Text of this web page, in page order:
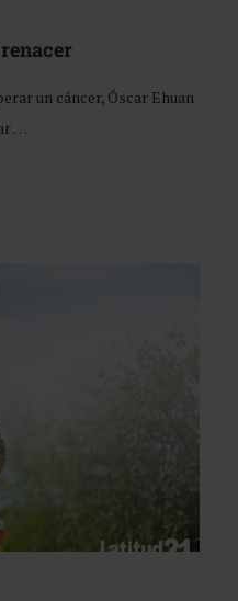
un cáncer, Óscar Ehuan
…